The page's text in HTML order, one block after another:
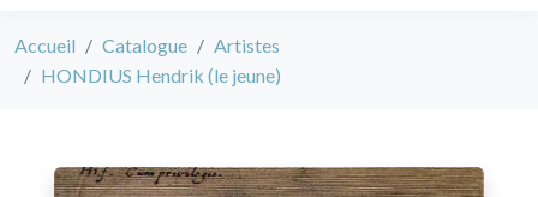
Accueil Catalogue
Artistes
HONDIUS Hendrik (le jeune)